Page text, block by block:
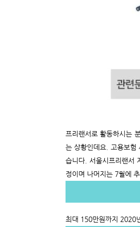
프리랜서로 활동하시는
는 상황인데요. 고용보험
습니다. 서울시프리랜서
정이며 나머지는 7월에
최대 150만원까지 2020